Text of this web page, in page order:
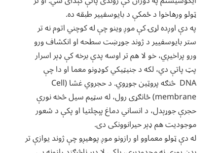
ټولو ورهاخوا د ځمکې د بایوسفییر طبقه ده.
په دې اوږده لړۍ کې موږ وینو چې له کوچني اتوم نه تر
ستر بایوسفییر د ژوند جوړښت سطحه او انکشاف ورو
ورو پراخیږي، خو لا هم تر اوسه پدې برخه کې ډېر اسرار
پټ پاتې دي، لکه د جنیټیکي کوډونو معما او دا چې
DNA څنګه پروټین جوړوي. د حجروي غشا (Cell
membrane) ځانګړی رول، له سټیم سیل څخه نورې
حجرې جوړېدل، د انساني دماغ پېچلتیا او پکې د شعور
موجودیت هم ډېر حیرانوونکی دی.
له دې ټولو معماوو او رازونو موږ پوهیږو چې ژوند یوازې تر